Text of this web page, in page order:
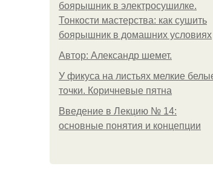
боярышник в электросушилке.
Тонкости мастерства: как сушить
боярышник в домашних условиях
Автор: Александр шемет.
У фикуса на листьях мелкие
точки. Коричневые пятна
Введение в Лекцию № 14:
основные понятия и концепции